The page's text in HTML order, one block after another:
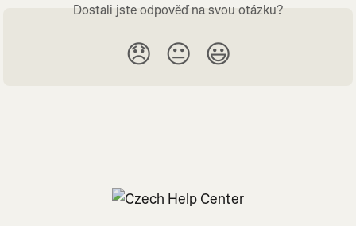
Dostali jste odpověď na svou otázku?
😞 😐 😃